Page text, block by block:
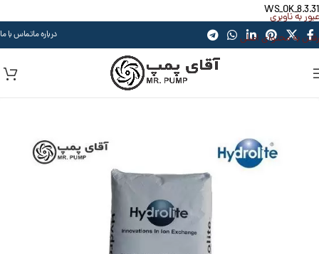
WS_OK_8.3.31
عبور به ناوبری
رفتن به محتوای اصلی
درباره ماتماس با ما